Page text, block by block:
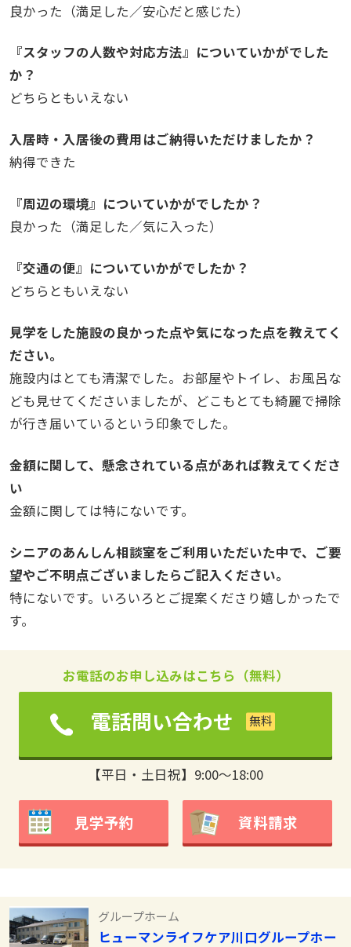
良かった（満足した／安心だと感じた）
『スタッフの人数や対応方法』についていかがでした
か？
どちらともいえない
入居時・入居後の費用はご納得いただけましたか？
納得できた
『周辺の環境』についていかがでしたか？
良かった（満足した／気に入った）
『交通の便』についていかがでしたか？
どちらともいえない
見学をした施設の良かった点や気になった点を教えてく
ださい。
施設内はとても清潔でした。お部屋やトイレ、お風呂な
ども見せてくださいましたが、どこもとても綺麗で掃除
が行き届いているという印象でした。
金額に関して、懸念されている点があれば教えてくださ
い
金額に関しては特にないです。
シニアのあんしん相談室をご利用いただいた中で、ご要
望やご不明点ございましたらご記入ください。
特にないです。いろいろとご提案くださり嬉しかったで
す。
お電話のお申し込みはこちら（無料）
電話問い合わせ
【平日・土日祝】9:00～18:00
見学予約 資料請求
グループホーム
ヒューマンライフケア川口グループホー